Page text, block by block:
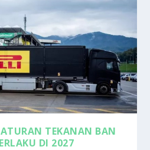
TEKANAN BAN
DI 2027